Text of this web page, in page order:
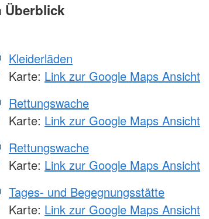
Überblick
Kleiderläden
Karte: Link zur Google Maps Ansicht
Rettungswache
Karte: Link zur Google Maps Ansicht
Rettungswache
Karte: Link zur Google Maps Ansicht
Tages- und Begegnungsstätte
Karte: Link zur Google Maps Ansicht